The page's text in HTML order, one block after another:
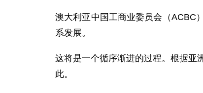
澳大利亚中国工商业委员会（ACBC
系发展。
这将是一个循序渐进的过程。根据亚
此。